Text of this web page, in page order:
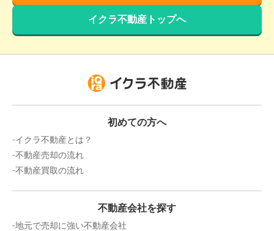
イクラ不動産トップへ
初めての方へ
イクラ不動産とは？
不動産売却の流れ
不動産買取の流れ
不動産会社を探す
地元で売却に強い不動産会社